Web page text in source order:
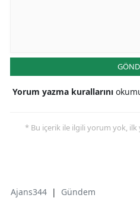
Yorum yazma kurallarını
* Bu içerik ile ilgili yorum yok, ilk
Ajans344 | Gündem